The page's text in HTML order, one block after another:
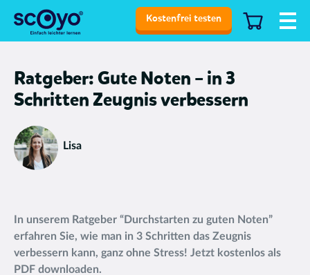
Kostenfrei testen
Ratgeber: Gute Noten – in 3
Schritten Zeugnis verbessern
Lisa
In unserem Ratgeber “Durchstarten zu guten Noten”
erfahren Sie, wie man in 3 Schritten das Zeugnis
verbessern kann, ganz ohne Stress! Jetzt kostenlos als
PDF downloaden.